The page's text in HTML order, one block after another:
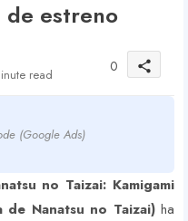
de estreno
read 0 share
(Google Ads)
no Taizai: Kamigami
Nanatsu no Taizai) ha